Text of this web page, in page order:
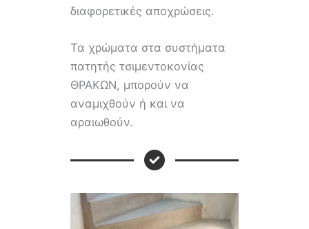
διαφορετικές αποχρώσεις.
Τα χρώματα στα συστήματα
πατητής τσιμεντοκονίας
ΘΡΑΚΩΝ, μπορούν να
αναμιχθούν ή και να
αραιωθούν.